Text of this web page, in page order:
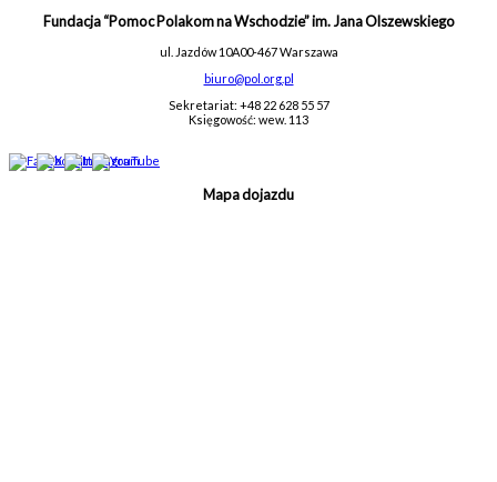
Fundacja “Pomoc Polakom na Wschodzie” im. Jana Olszewskiego
ul. Jazdów 10A00-467 Warszawa
biuro@pol.org.pl
Sekretariat: +48 22 628 55 57
Księgowość: wew. 113
Mapa dojazdu